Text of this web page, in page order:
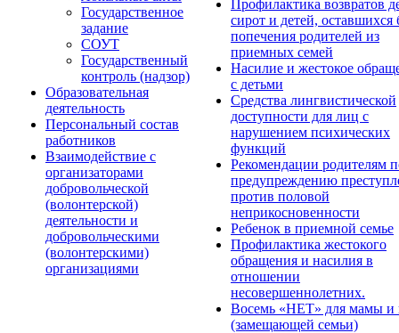
Государственное
задание
СОУТ
Государственный
контроль (надзор)
Образовательная
деятельность
Персональный состав
работников
Взаимодействие с
организаторами
добровольческой
(волонтерской)
деятельности и
добровольческими
(волонтерскими)
организациями
Профилактика возвратов
сирот и детей, оставшихся
попечения родителей из
приемных семей
Насилие и жестокое
с детьми
Средства лингвистической
доступности для лиц с
нарушением психических
функций
Рекомендации родителям
предупреждению
против половой
неприкосновенности
Ребенок в приемной семье
Профилактика жестокого
обращения и насилия в
отношении
несовершеннолетних.
Восемь «НЕТ» для мамы и
(замещающей семьи)